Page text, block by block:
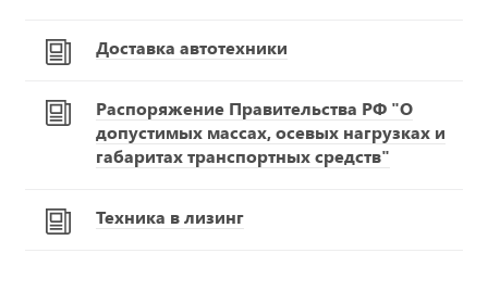
Доставка автотехники
Распоряжение Правительства РФ "О
допустимых массах, осевых нагрузках и
габаритах транспортных средств"
Техника в лизинг